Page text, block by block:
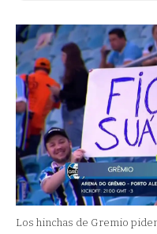
Los hinchas de Gremio